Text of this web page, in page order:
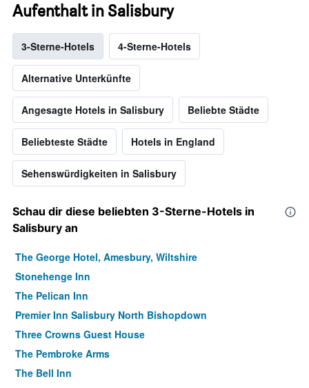
Aufenthalt in Salisbury
3-Sterne-Hotels 4-Sterne-Hotels
Alternative Unterkünfte
Angesagte Hotels in Salisbury Beliebte Städte
Beliebteste Städte Hotels in England
Sehenswürdigkeiten in Salisbury
Schau dir diese beliebten 3-Sterne-Hotels in
Salisbury an
The George Hotel, Amesbury, Wiltshire
Stonehenge Inn
The Pelican Inn
Premier Inn Salisbury North Bishopdown
Three Crowns Guest House
The Pembroke Arms
The Bell Inn